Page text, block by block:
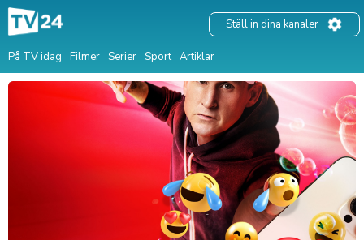
På TV idag Filmer Serier Sport Artiklar
Ställ in dina kanaler